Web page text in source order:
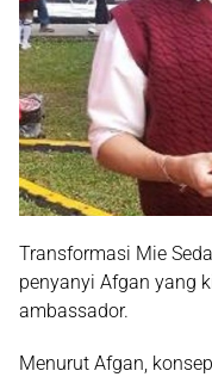
Transformasi Mie
penyanyi Afgan yang
ambassador.
Menurut Afgan,